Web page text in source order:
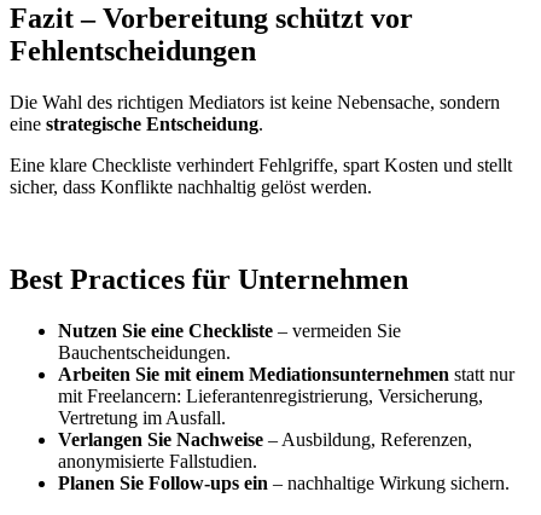
Fazit – Vorbereitung schützt vor
Fehlentscheidungen
Die Wahl des richtigen Mediators ist keine Nebensache, sondern
eine strategische Entscheidung.
Eine klare Checkliste verhindert Fehlgriffe, spart Kosten und stellt
sicher, dass Konflikte nachhaltig gelöst werden.
Best Practices für Unternehmen
Nutzen Sie eine Checkliste – vermeiden Sie
Bauchentscheidungen.
Arbeiten Sie mit einem Mediationsunternehmen statt nur
mit Freelancern: Lieferantenregistrierung, Versicherung,
Vertretung im Ausfall.
Verlangen Sie Nachweise – Ausbildung, Referenzen,
anonymisierte Fallstudien.
Planen Sie Follow-ups ein – nachhaltige Wirkung sichern.